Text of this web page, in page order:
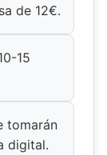
de 12€.
15
tomarán
digital.